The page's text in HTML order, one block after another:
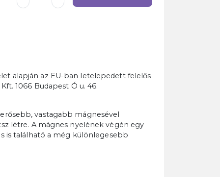
alapján az EU-ban letelepedett felelős
1066 Budapest Ó u. 46.
vastagabb mágnesével
létre. A mágnes nyelének végén egy
is található a még különlegesebb